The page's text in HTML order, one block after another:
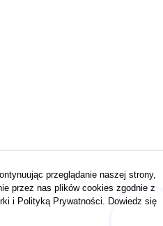
przeglądanie naszej strony,
przez nas plików cookies zgodnie z
i Polityką Prywatności. Dowiedz się